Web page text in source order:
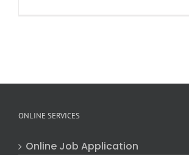
ONLINE SERVICES
Online Job Application